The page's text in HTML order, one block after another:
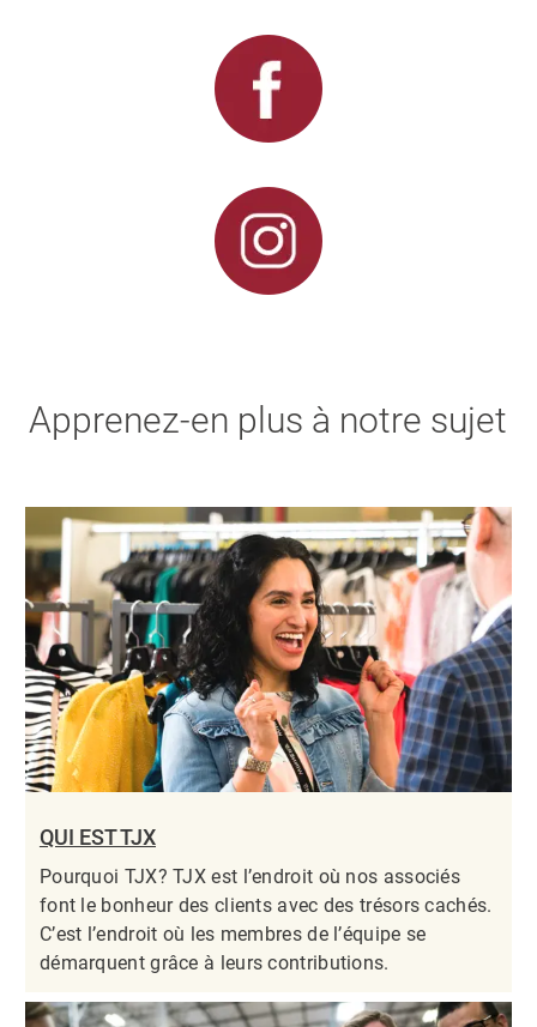
Apprenez-en plus à notre sujet
QUI EST TJX
Pourquoi TJX? TJX est l’endroit où nos associés
font le bonheur des clients avec des trésors cachés.
C’est l’endroit où les membres de l’équipe se
démarquent grâce à leurs contributions.​​​​​​​